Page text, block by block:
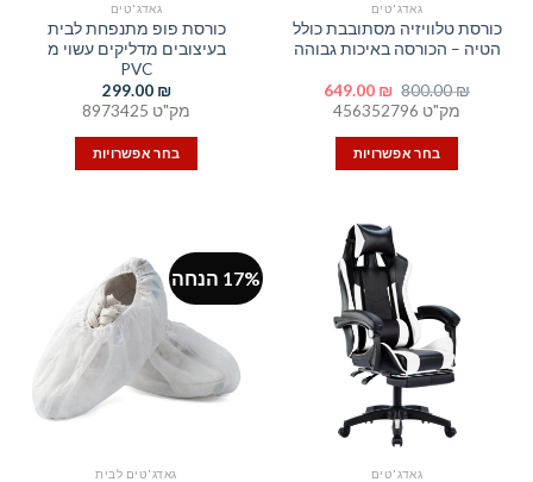
גאדג'טים
כורסת טלוויזיה מסתובבת כולל
הטיה – הכורסה באיכות גבוהה
800.00₪
המחיר
המקורי
היה:
800.00 ₪.
649.00 ₪
מק"ט 456352796
בחר אפשרויות
יש
מספר
סוגים.
ניתן
לבחור
את
האפשרויות
בעמוד
המוצר
גאדג'טים
כורסת פופ מתנפחת לבית
בעיצובים מדליקים עשוי מ
PVC
299.00 ₪
מק"ט 8973425
בחר אפשרויות
מספר
סוגים.
ניתן
לבחור
האפשרויות
בעמוד
גאדג'טים
17% הנחה
גאדג'טים לבית